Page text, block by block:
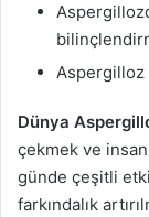
Aspergilloz
Dünya
çekmek ve
günde çeşitli
farkındalık